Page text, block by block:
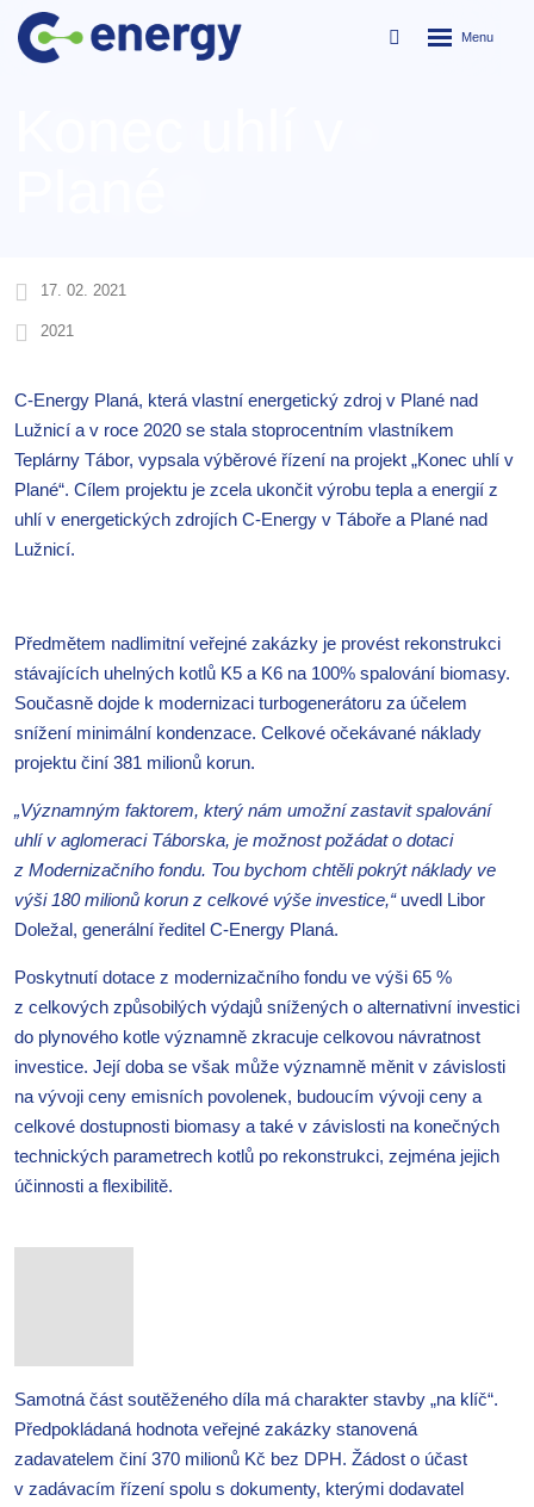
Vyhledávání
Rozbalení
17. 02. 2021
2021
C-Energy Planá, která vlastní energetický zdroj v Plané nad
Lužnicí a v roce 2020 se stala stoprocentním vlastníkem
Teplárny Tábor, vypsala výběrové řízení na projekt „Konec uhlí v
Plané“. Cílem projektu je zcela ukončit výrobu tepla a energií z
uhlí v energetických zdrojích C-Energy v Táboře a Plané nad
Lužnicí.
Předmětem nadlimitní veřejné zakázky je provést rekonstrukci
stávajících uhelných kotlů K5 a K6 na 100% spalování biomasy.
Současně dojde k modernizaci turbogenerátoru za účelem
snížení minimální kondenzace. Celkové očekávané náklady
projektu činí 381 milionů korun.
„Významným faktorem, který nám umožní zastavit spalování
uhlí v aglomeraci Táborska, je možnost požádat o dotaci
z Modernizačního fondu. Tou bychom chtěli pokrýt náklady ve
výši 180 milionů korun z celkové výše investice,“uvedl Libor
Doležal, generální ředitel C-Energy Planá.
Poskytnutí dotace z modernizačního fondu ve výši 65 %
z celkových způsobilých výdajů snížených o alternativní investici
do plynového kotle významně zkracuje celkovou návratnost
investice. Její doba se však může významně měnit v závislosti
na vývoji ceny emisních povolenek, budoucím vývoji ceny a
celkové dostupnosti biomasy a také v závislosti na konečných
technických parametrech kotlů po rekonstrukci, zejména jejich
účinnosti a flexibilitě.
Samotná část soutěženého díla má charakter stavby „na klíč“.
Předpokládaná hodnota veřejné zakázky stanovená
zadavatelem činí 370 milionů Kč bez DPH. Žádost o účast
v zadávacím řízení spolu s dokumenty, kterými dodavatel